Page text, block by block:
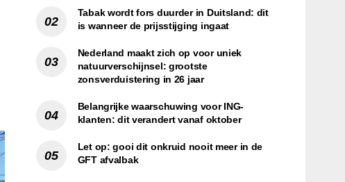
Tabak wordt fors duurder in Duitsland: dit
is wanneer de prijsstijging ingaat
Nederland maakt zich op voor uniek
natuurverschijnsel: grootste
zonsverduistering in 26 jaar
Belangrijke waarschuwing voor ING-
klanten: dit verandert vanaf oktober
Let op: gooi dit onkruid nooit meer in de
GFT afvalbak